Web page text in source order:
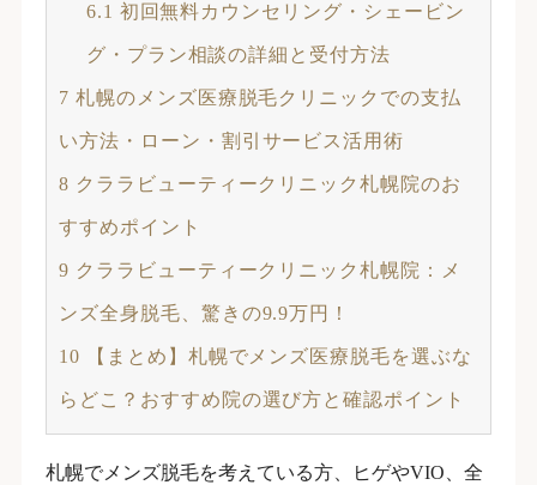
6.1 初回無料カウンセリング・シェービン
グ・プラン相談の詳細と受付方法
7 札幌のメンズ医療脱毛クリニックでの支払
い方法・ローン・割引サービス活用術
8 クララビューティークリニック札幌院のお
すすめポイント
9 クララビューティークリニック札幌院：メ
ンズ全身脱毛、驚きの9.9万円！
10 【まとめ】札幌でメンズ医療脱毛を選ぶな
らどこ？おすすめ院の選び方と確認ポイント
札幌でメンズ脱毛を考えている方、ヒゲやVIO、全